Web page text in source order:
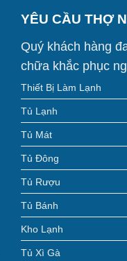
YÊU CẦU THỢ
Quý khách hàng
chữa khắc phục
Thiết Bị Làm Lạnh
Tủ Lạnh
Tủ Mát
Tủ Đông
Tủ Rượu
Tủ Bánh
Kho Lạnh
Tủ Xì Gà